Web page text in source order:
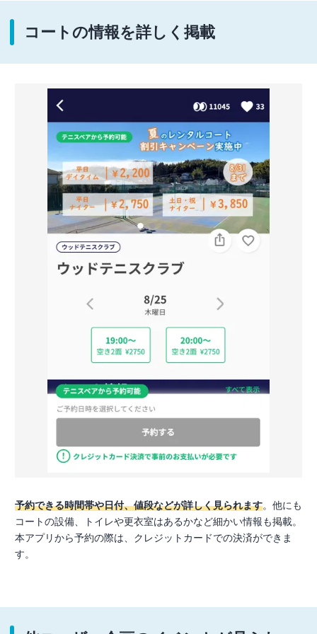
コートの情報を詳しく掲載
予約できる時間帯や日付、値段などが詳しく見られます。他にも
コートの設備、トイレや更衣室はあるかなど細かい情報も掲載。
本アプリから予約の際は、クレジットカードでの決済ができま
す。